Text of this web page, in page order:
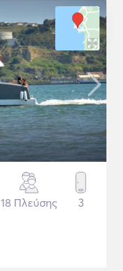
18 Πλεύσης 3